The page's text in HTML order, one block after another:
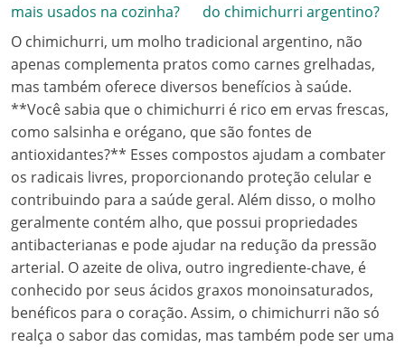
mais usados na cozinha?
do chimichurri argentino?
O chimichurri, um molho tradicional argentino, não
apenas complementa pratos como carnes grelhadas,
mas também oferece diversos benefícios à saúde.
**Você sabia que o chimichurri é rico em ervas frescas,
como salsinha e orégano, que são fontes de
antioxidantes?** Esses compostos ajudam a combater
os radicais livres, proporcionando proteção celular e
contribuindo para a saúde geral. Além disso, o molho
geralmente contém alho, que possui propriedades
antibacterianas e pode ajudar na redução da pressão
arterial. O azeite de oliva, outro ingrediente-chave, é
conhecido por seus ácidos graxos monoinsaturados,
benéficos para o coração. Assim, o chimichurri não só
realça o sabor das comidas, mas também pode ser uma